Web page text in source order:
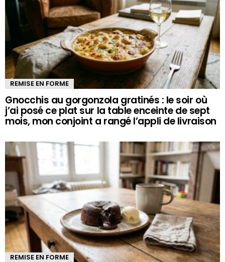
REMISE EN FORME
Gnocchis au gorgonzola gratinés : le soir où
j’ai posé ce plat sur la table enceinte de sept
mois, mon conjoint a rangé l’appli de livraison
REMISE EN FORME